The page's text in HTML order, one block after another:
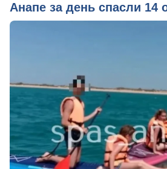
Анапе за день спасли